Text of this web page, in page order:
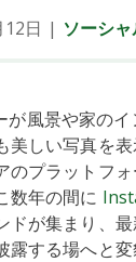
日 | ソーシ
風景や家のイ
美しい写真を
のプラットフ
数年の間に
ドが集まり、
露する場へと